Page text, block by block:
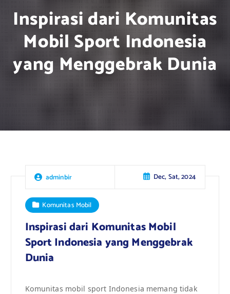
Inspirasi dari Komunitas
Mobil Sport Indonesia
yang Menggebrak Dunia
adminbir Dec, Sat, 2024
Komunitas Mobil
Inspirasi dari Komunitas Mobil
Sport Indonesia yang Menggebrak
Dunia
Komunitas mobil sport Indonesia memang tidak